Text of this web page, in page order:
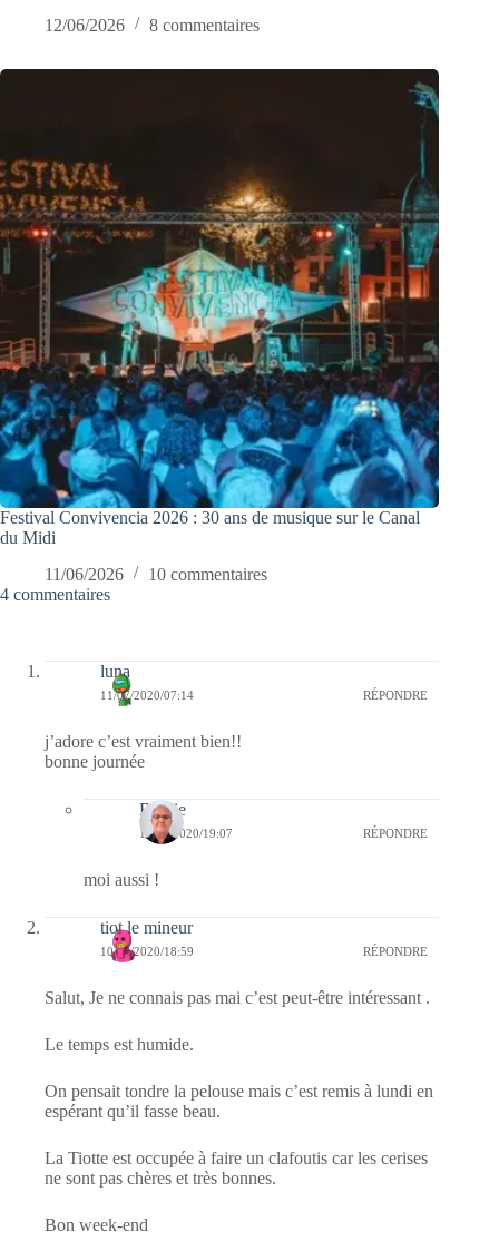
12/06/2026
8 commentaires
Festival Convivencia 2026 : 30 ans de musique sur le Canal
du Midi
11/06/2026
10 commentaires
4 commentaires
luna
11/07/2020/07:14 RÉPONDRE
j’adore c’est vraiment bien!!
bonne journée
Bernie
11/07/2020/19:07 RÉPONDRE
moi aussi !
tiot le mineur
10/07/2020/18:59 RÉPONDRE
Salut, Je ne connais pas mai c’est peut-être intéressant .
Le temps est humide.
On pensait tondre la pelouse mais c’est remis à lundi en
espérant qu’il fasse beau.
La Tiotte est occupée à faire un clafoutis car les cerises
ne sont pas chères et très bonnes.
Bon week-end